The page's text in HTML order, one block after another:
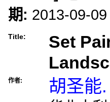
期: 2013-09-09
Title:
Set
作者: 胡圣能.